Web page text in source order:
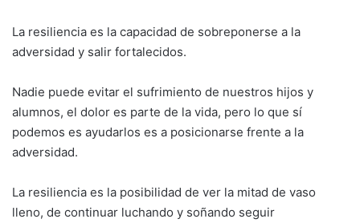
La resiliencia es la capacidad de sobreponerse a la
adversidad y salir fortalecidos.
Nadie puede evitar el sufrimiento de nuestros hijos y
alumnos, el dolor es parte de la vida, pero lo que sí
podemos es ayudarlos es a posicionarse frente a la
adversidad.
La resiliencia es la posibilidad de ver la mitad de vaso
lleno, de continuar luchando y soñando seguir